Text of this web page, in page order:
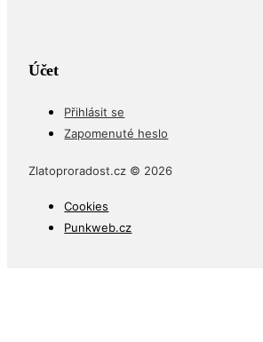
Účet
Přihlásit se
Zapomenuté heslo
Zlatoproradost.cz © 2026
Cookies
Punkweb.cz